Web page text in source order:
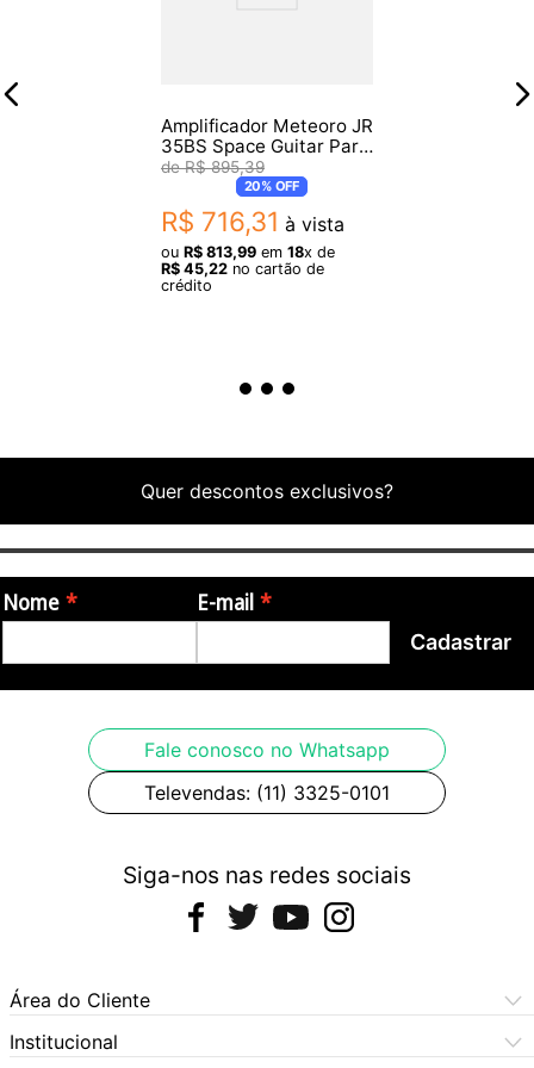
- DIMENSÕES 47 cm x 58,5 cm x 47 cm
- Origem: Desenvolvido nos EUA e fabricado na China
Amplificador Meteoro JR
35BS Space Guitar Para
Baixo
R$ 895,39
20%OFF
R$ 716,31 à vista
ou R$ 813,99 em 18x de
R$ 45,22 no cartão de
crédito
Quer descontos exclusivos?
Nome E-mail
Cadastrar
Fale conosco no Whatsapp
Televendas: (11) 3325-0101
Siga-nos nas redes sociais
Área do Cliente
Meus Pedidos
Institucional